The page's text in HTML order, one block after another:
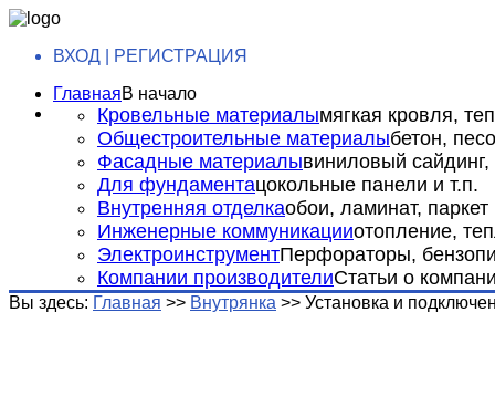
ВХОД | РЕГИСТРАЦИЯ
ГлавнаяВ начало
Кровельные материалымягкая кровля,
Общестроительные материалыбетон,
Фасадные материалывиниловый сайдинг,
Для фундаментацокольные панели и т.п.
Внутренняя отделкаобои, ламинат, паркет
Инженерные коммуникацииотопление,
ЭлектроинструментПерфораторы,
Компании производителиСтатьи о
Вы здесь: Главная >> Внутрянка >> Установка и